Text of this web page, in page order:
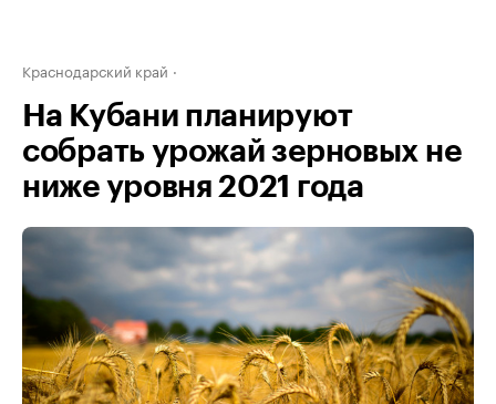
Краснодарский край
На Кубани планируют
собрать урожай зерновых не
ниже уровня 2021 года